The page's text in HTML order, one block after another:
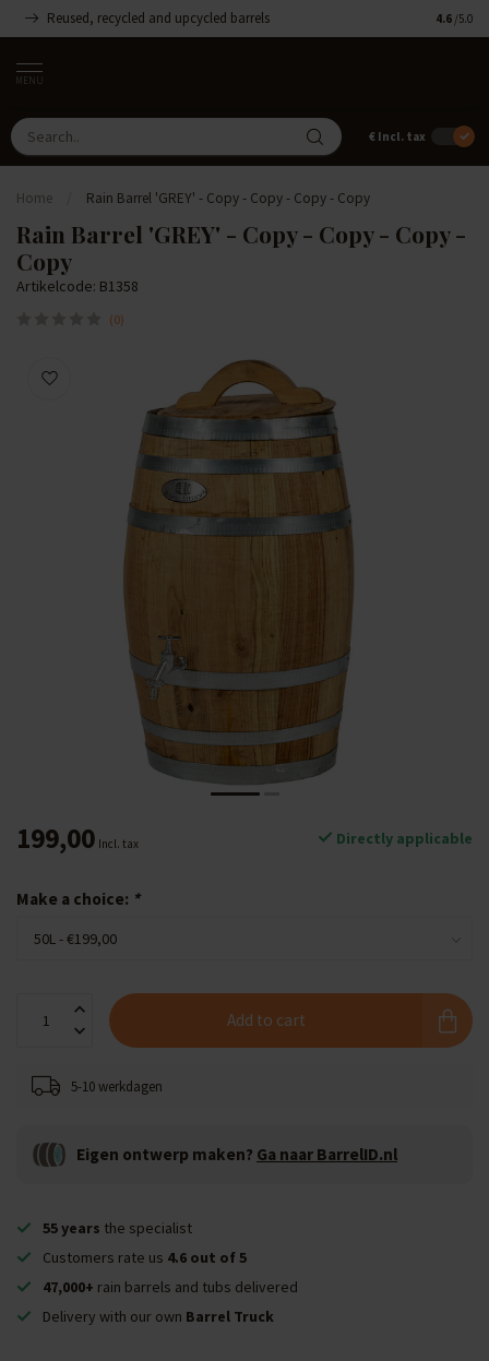
Reused, recycled and upcycled barrels 4.6 /5.0
MENU
€ Incl. tax
Home Rain Barrel 'GREY' - Copy - Copy - Copy - Copy
Rain Barrel 'GREY' - Copy - Copy - Copy -
Copy
Artikelcode: B1358
(0)
199,00 Incl. tax Directly applicable
Make a choice: *
Add to cart
5-10 werkdagen
Eigen ontwerp maken? Ga naar BarrelID.nl
55 years the specialist
Customers rate us 4.6 out of 5
47,000+ rain barrels and tubs delivered
Delivery with our own Barrel Truck